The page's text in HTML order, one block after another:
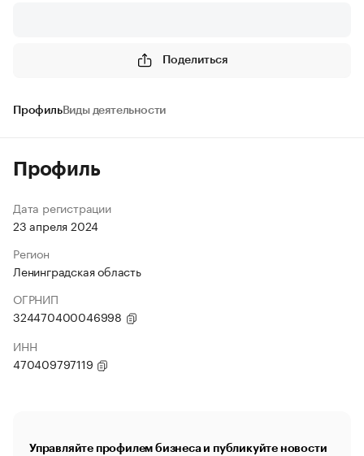
Поделиться
ПрофильВиды деятельности
Профиль
Дата регистрации
23 апреля 2024
Регион
Ленинградская область
ОГРНИП
324470400046998
ИНН
470409797119
Управляйте профилем бизнеса и публикуйте новости